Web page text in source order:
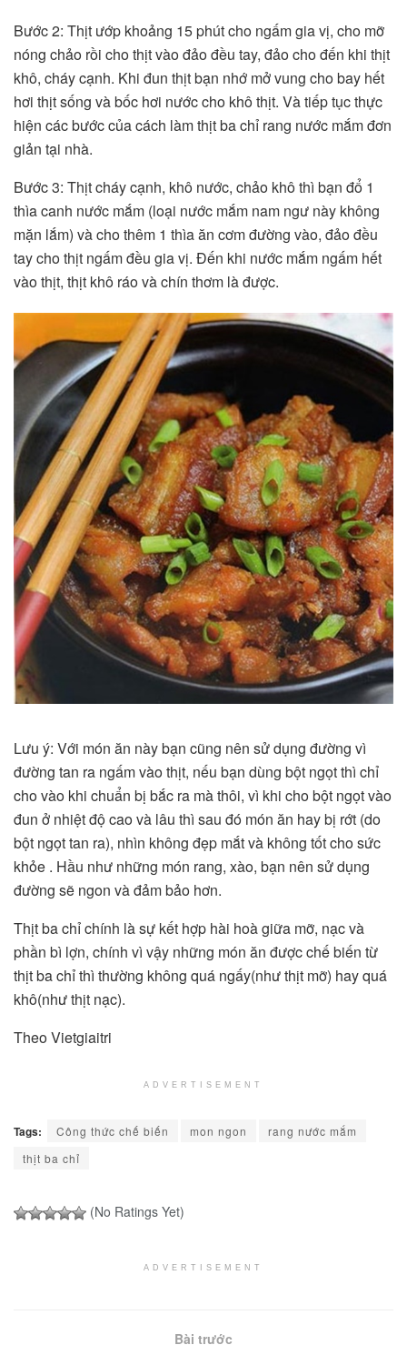
Bước 2: Thịt ướp khoảng 15 phút cho ngấm gia vị, cho mỡ
nóng chảo rồi cho thịt vào đảo đều tay, đảo cho đến khi thịt
khô, cháy cạnh. Khi đun thịt bạn nhớ mở vung cho bay hết
hơi thịt sống và bốc hơi nước cho khô thịt. Và tiếp tục thực
hiện các bước của cách làm thịt ba chỉ rang nước mắm đơn
giản tại nhà.
Bước 3: Thịt cháy cạnh, khô nước, chảo khô thì bạn đổ 1
thìa canh nước mắm (loại nước mắm nam ngư này không
mặn lắm) và cho thêm 1 thìa ăn cơm đường vào, đảo đều
tay cho thịt ngấm đều gia vị. Đến khi nước mắm ngấm hết
vào thịt, thịt khô ráo và chín thơm là được.
Lưu ý: Với món ăn này bạn cũng nên sử dụng đường vì
đường tan ra ngấm vào thịt, nếu bạn dùng bột ngọt thì chỉ
cho vào khi chuẩn bị bắc ra mà thôi, vì khi cho bột ngọt vào
đun ở nhiệt độ cao và lâu thì sau đó món ăn hay bị rớt (do
bột ngọt tan ra), nhìn không đẹp mắt và không tốt cho sức
khỏe . Hầu như những món rang, xào, bạn nên sử dụng
đường sẽ ngon và đảm bảo hơn.
Thịt ba chỉ chính là sự kết hợp hài hoà giữa mỡ, nạc và
phần bì lợn, chính vì vậy những món ăn được chế biến từ
thịt ba chỉ thì thường không quá ngấy(như thịt mỡ) hay quá
khô(như thịt nạc).
Theo Vietgiaitri
ADVERTISEMENT
Tags: Công thức chế biến mon ngon
rang nước mắm
thịt ba chỉ
(No Ratings Yet)
ADVERTISEMENT
Bài trước